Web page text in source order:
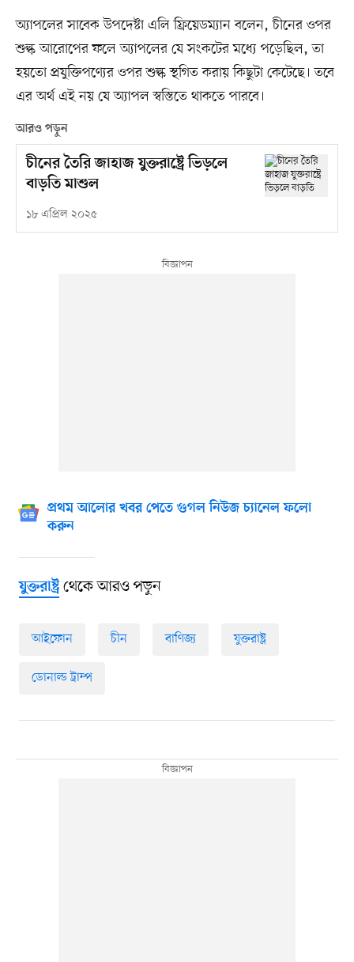
অ্যাপলের সাবেক উপদেষ্টা এলি ফ্রিয়েডম্যান বলেন, চীনের ওপর
শুল্ক আরোপের ফলে অ্যাপলের যে সংকটের মধ্যে পড়েছিল, তা
হয়তো প্রযুক্তিপণ্যের ওপর শুল্ক স্থগিত করায় কিছুটা কেটেছে। তবে
এর অর্থ এই নয় যে অ্যাপল স্বস্তিতে থাকতে পারবে।
আরও পড়ুন
চীনের তৈরি জাহাজ যুক্তরাষ্ট্রে ভিড়লে
বাড়তি মাশুল
১৮ এপ্রিল ২০২৫
প্রথম আলোর খবর পেতে গুগল নিউজ চ্যানেল ফলো
করুন
যুক্তরাষ্ট্রথেকে আরও পড়ুন
আইফোন চীন বাণিজ্য যুক্তরাষ্ট্র
ডোনাল্ড ট্রাম্প